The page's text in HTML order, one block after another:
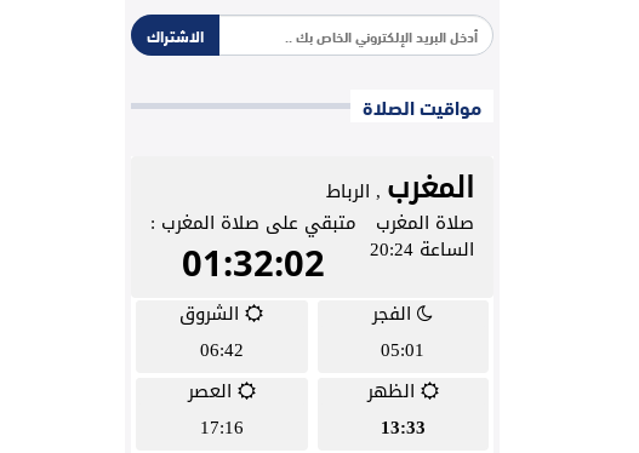
الاشتراك
مواقيت الصلاة